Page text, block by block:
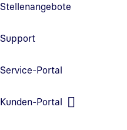
Stellenangebote
Support
Service-Portal
Kunden-Portal